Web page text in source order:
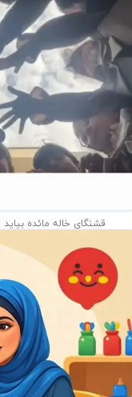
قشنگای خاله مائده